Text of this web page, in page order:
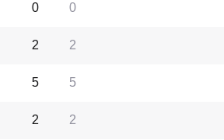
0
0
2
2
5
5
2
2